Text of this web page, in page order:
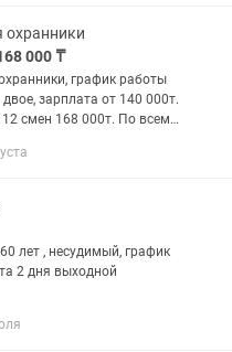
72 здание.охраняемое
охранники
000 ₸
график работы
двое, зарплата от 140 000т.
смен 168 000т. По всем
"Звезда Актау", левое
лет , несудимый, график
2 дня выходной